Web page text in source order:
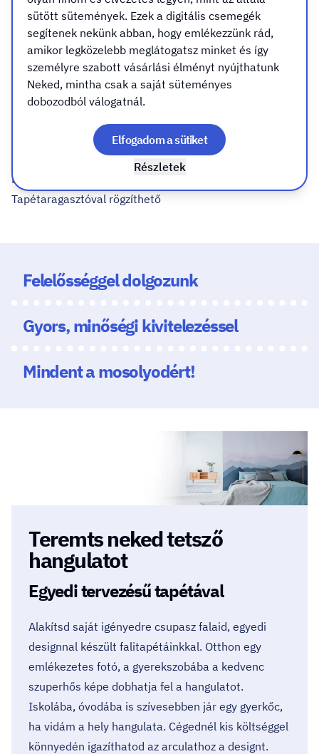
Találd ki otthonodhoz, céged arculatához leginkább
passzoló tapétát. Akár saját fotóddal is dekorálhatsz
falat, ajtót vagy akár bútort is. Nem keletkezik kifizetett
felesleged, mert csak annyit gyártunk, amennyire
szükséged van. Sőt, ha évek múltán egy-egy sérült részt
“nem kapható”! Csak újranyomjuk és kész!
Bármilyen minta fotó kérhető
Nincs felesleg
Tapétaragasztóval rögzíthető
Felelősséggel dolgozunk
Gyors, minőségi kivitelezéssel
Mindent a mosolyodért!
Teremts neked tetsző
hangulatot
Egyedi tervezésű tapétával
Alakítsd saját igényedre csupasz falaid, egyedi
designnal készült falitapétáinkkal. Otthon egy
emlékezetes fotó, a gyerekszobába a kedvenc
szuperhős képe dobhatja fel a hangulatot.
Iskolába, óvodába is szívesebben jár egy gyerkőc,
ha vidám a hely hangulata. Cégednél kis költséggel
könnyedén igazíthatod az arculathoz a designt.
sütött sütemények. Ezek a digitális csemegék
segítenek nekünk abban, hogy emlékezzünk rád,
amikor legközelebb meglátogatsz minket és így
személyre szabott vásárlási élményt nyújthatunk
Neked, mintha csak a saját süteményes
dobozodból válogatnál.
Részletek
Elfogadom a sütiket